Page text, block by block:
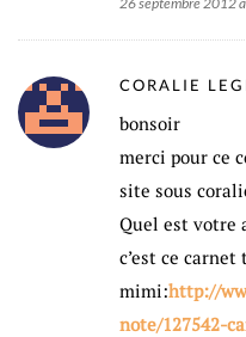
CORALIE
bonsoir
merci pour ce
site sous
Quel est votre
c’est ce carnet
mimi:http://
note/127542-